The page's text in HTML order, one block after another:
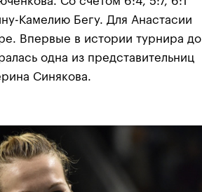
Камелию Бегу. Для Анастасии
Впервые в истории турнира до
одна из представительниц
Синякова.